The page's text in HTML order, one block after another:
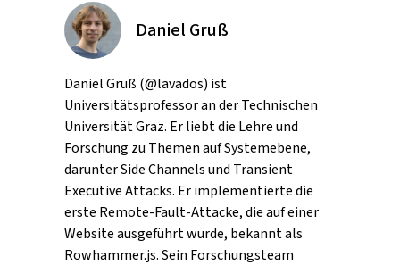
Daniel Gruß
Daniel Gruß (@lavados) ist
Universitätsprofessor an der Technischen
Universität Graz. Er liebt die Lehre und
Forschung zu Themen auf Systemebene,
darunter Side Channels und Transient
Executive Attacks. Er implementierte die
erste Remote-Fault-Attacke, die auf einer
Website ausgeführt wurde, bekannt als
Rowhammer.js. Sein Forschungsteam